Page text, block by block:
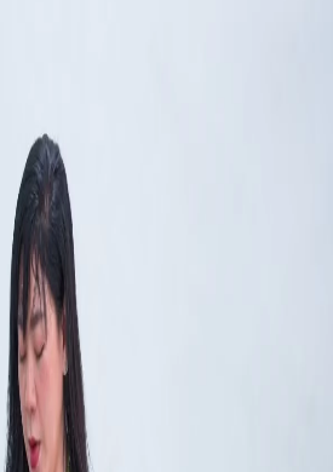
INTERNATIONAL
MÉGASTORIE
INFOGRAPHIE
PHOTO
VIDÉO
À PROPOS DU "PEUPLE"